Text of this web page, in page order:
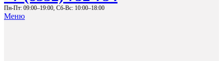
Пн-Пт: 09:00–19:00, Сб-Вс: 10:00–18:00
Меню